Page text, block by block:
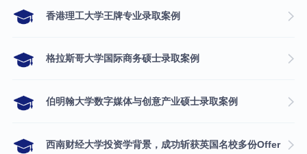
香港理工大学王牌专业录取案例
格拉斯哥大学国际商务硕士录取案例
伯明翰大学数字媒体与创意产业硕士录取案例
西南财经大学投资学背景，成功斩获英国名校多份Offer